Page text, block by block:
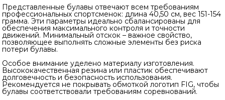
Представленные булавы отвечают всем требованиям
профессиональных спортсменок: длина 40,50 см, вес 151-154
грамма. Эти параметры идеально сбалансированы для
обеспечения максимального контроля и точности
движений. Минимальный отскок – важное свойство,
позволяющее выполнять сложные элементы без риска
потери булавы.
Особое внимание уделено материалу изготовления.
Высококачественная резина или пластик обеспечивают
долговечность и безопасность использования.
Рекомендуется не покрывать обмоткой логотип FIG, чтобы
булавы соответствовали требованиям соревнований.